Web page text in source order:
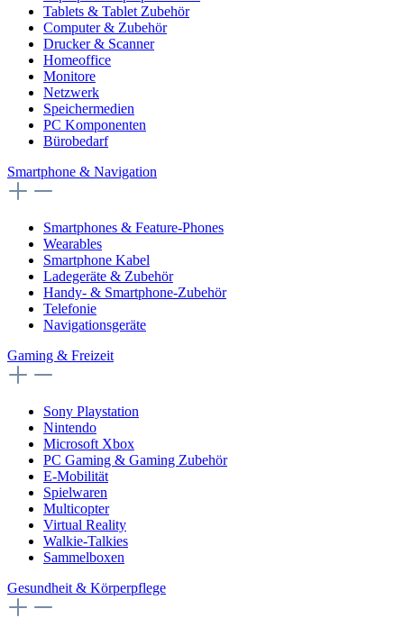
Tablets & Tablet Zubehör
Computer & Zubehör
Drucker & Scanner
Homeoffice
Monitore
Netzwerk
Speichermedien
PC Komponenten
Bürobedarf
Smartphone & Navigation
Smartphones & Feature-Phones
Wearables
Smartphone Kabel
Ladegeräte & Zubehör
Handy- & Smartphone-Zubehör
Telefonie
Navigationsgeräte
Gaming & Freizeit
Sony Playstation
Nintendo
Microsoft Xbox
PC Gaming & Gaming Zubehör
E-Mobilität
Spielwaren
Multicopter
Virtual Reality
Walkie-Talkies
Sammelboxen
Gesundheit & Körperpflege